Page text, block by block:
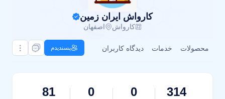
کارواش ایران زمین
کارواش اصفهان
محصولات خدمات دیدگاه کاربران پسندیدم
314
0
0
81